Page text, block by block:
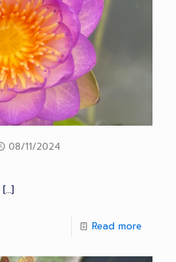
08/11/2024
[…]
Read more